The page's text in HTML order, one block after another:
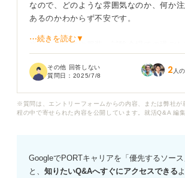
なので、どのような雰囲気なのか、何か
あるのかわからず不安です。
当日の持ち物や服装、試験会場での過ごし
のルールや、トラブルが起きた際の対処
総合適性検査のテストセンターで高得点を
⋯続きを読む▼
その他 回答しない
質問日： 2025/7/8 2 人
※質問は、エントリーフォームからの内容、または弊社が
程の中で寄せられた内容を公開しています。就活Q&A 編
GoogleでPORTキャリアを「優先するソー
と、 知りたいQ&Aへすぐにアクセスできる